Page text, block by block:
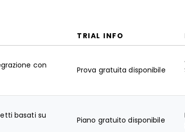
TRIAL INFO
con
Prova gratuita disponibile
basati su
Piano gratuito disponibile